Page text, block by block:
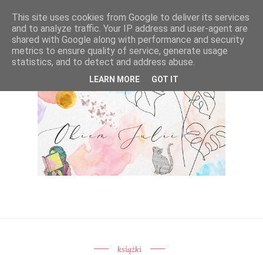
książki
This site uses cookies from Google to deliver its services
and to analyze traffic. Your IP address and user-agent are
shared with Google along with performance and security
metrics to ensure quality of service, generate usage
statistics, and to detect and address abuse.
LEARN MORE GOT IT